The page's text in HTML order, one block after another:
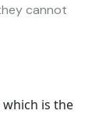
cannot
is the